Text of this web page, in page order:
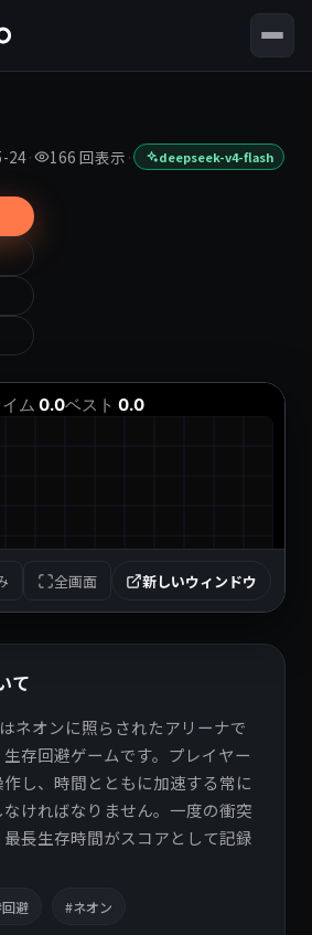
24· 166 回表示 · deepseek-v4-flash
全画面 新しいウィンドウ
て
ネオンに照らされたアリーナで
存回避ゲームです。プレイヤー
し、時間とともに加速する常に
ければなりません。一度の衝突
長生存時間がスコアとして記録
避 #ネオン